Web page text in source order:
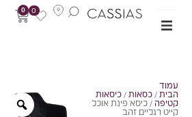
0
/כסאות/כיסאות
/ כיסא פינת אוכל
רגליים זהב